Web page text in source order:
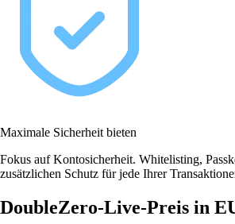
Maximale Sicherheit bieten
Fokus auf Kontosicherheit. Whitelisting,
zusätzlichen Schutz für jede Ihrer
DoubleZero-Live-Preis in